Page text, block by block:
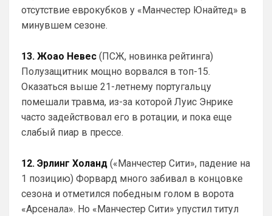
отсутствие еврокубков у «Манчестер Юнайтед» в
минувшем сезоне.
13. Жоао Невес (ПСЖ, новинка рейтинга)
Полузащитник мощно ворвался в топ-15.
Оказаться выше 21-летнему португальцу
помешали травма, из-за которой Луис Энрике
часто задействовал его в ротации, и пока еще
слабый пиар в прессе.
12. Эрлинг Холанд («Манчестер Сити», падение на
1 позицию) Форвард много забивал в концовке
сезона и отметился победным голом в ворота
«Арсенала». Но «Манчестер Сити» упустил титул
Ответ для dimension
миланом бойня бывший топов будет)
что Милан - это реально, где звук о
прошлом
Ответ для Канонир
Так и в Вашу помойку он ни за что не пойдет,
нужно быть конченным отморозью, чтобы
Или Винисиуса ?Может есть успехи в
подписании Альвареса ?)Я смотрю
Арсенал прям магнит для туристов 😁
Аристократ• 20:23